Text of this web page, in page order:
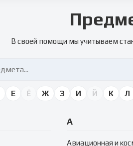
В своей помощи мы учитываем
Е Ё Ж З И Й К Л
А
Авиационная и